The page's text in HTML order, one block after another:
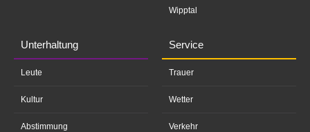
Wipptal
Unterhaltung
Leute
Kultur
Abstimmung
Service
Trauer
Wetter
Verkehr